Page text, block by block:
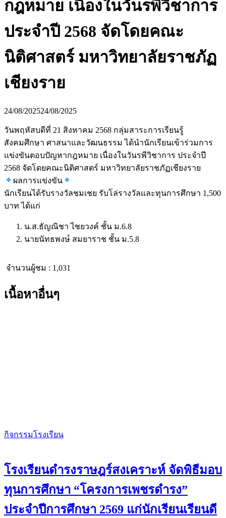
กฎหมาย​ เนื่องในวันรพี​วิชาการ
ประจำปี​ 2568​ จัดโดยคณะ​
นิติศาสตร์​ มหาวิทยาลัยราชภัฏ​
เชียงราย​
24/08/202524/08/2025
วันพฤหัสบ​ดี​ที่ 21 สิงหาคม​ 2568​ กลุ่มสาระการเรียนรู้
สังคมศึกษา ศาสนาและวัฒนธรรม ได้นำนักเรียนเข้าร่วมการ
แข่งขันตอบปัญหากฎหมาย​ เนื่องในวันรพี​วิชาการ ประจำปี​
2568​ จัดโดยคณะ​นิติศาสตร์​ มหาวิทยาลัยราชภัฏ​เชียงราย​
ผลการแข่งขัน
นักเรียนได้รับรางวัลชมเชย รับโล่รางวัลและทุนการศึกษา​ 1,500​
บาท ได้แก่
น.ส.ธัญณิชา​ ไชยวงค์​ ชั้น ม.6.8
นายนัทธพงษ์​ สมยาราช​ ชั้น ม.5.8
จำนวนผู้ชม : 1,031
เนื้อหาอื่นๆ
กิจกรรมโรงเรียน
โรงเรียนดำรงราษฎร์สงเคราะห์ จัดพิธีมอบ
ทุนการศึกษา “โครงการเพชรดำรง”
ประจำปีการศึกษา 2569 แก่นักเรียนเรียนดี